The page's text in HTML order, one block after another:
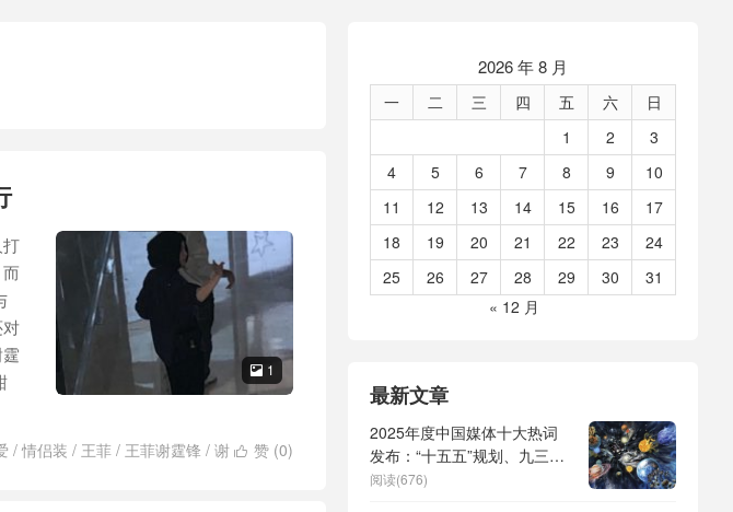
 1
 赞 (0)
/ 情侣装 / 王菲 / 王菲谢霆锋 / 谢
2026 年 8 月
一 二 三 四 五 六
日
1
2
3
4
5 6 7 8 9
10
11
12 13 14 15 16
17
18
19 20 21 22 23
24
25
26 27 28 29 30
31
« 12 月
最新文章
2025年度中国媒体十大热词
发布：“十五五”规划、九三阅
兵、全球治理倡议、
阅读(676)